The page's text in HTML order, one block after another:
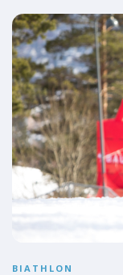
BIATHLON